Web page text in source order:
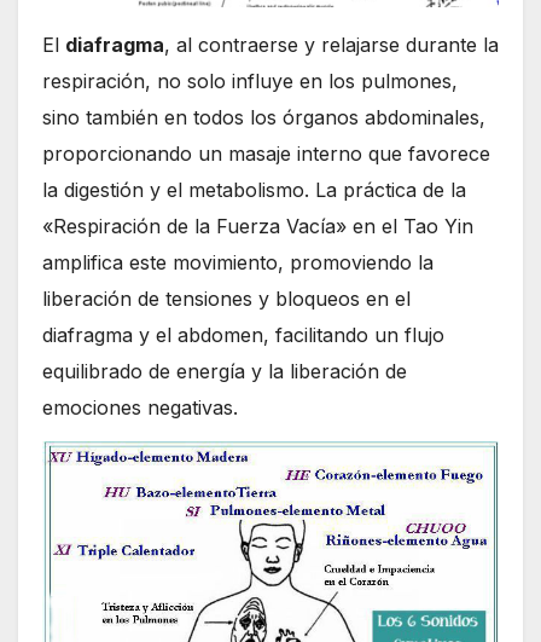
El diafragma, al contraerse y relajarse durante la
respiración, no solo influye en los pulmones,
sino también en todos los órganos abdominales,
proporcionando un masaje interno que favorece
la digestión y el metabolismo. La práctica de la
«Respiración de la Fuerza Vacía» en el Tao Yin
amplifica este movimiento, promoviendo la
liberación de tensiones y bloqueos en el
diafragma y el abdomen, facilitando un flujo
equilibrado de energía y la liberación de
emociones negativas.